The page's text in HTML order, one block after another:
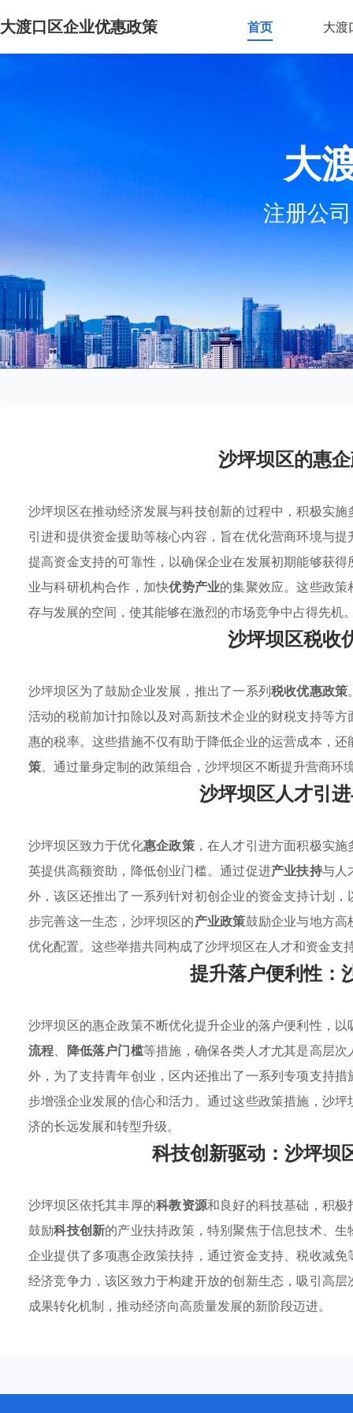
大渡口区企业优惠政策 首页 大渡
大
注册公
沙坪坝区的惠
沙坪坝区在推动经济发展与科技创新的过程中，积极实施
引进和提供资金援助等核心内容，旨在优化营商环境与
提高资金支持的可靠性，以确保企业在发展初期能够获
业与科研机构合作，加快优势产业的集聚效应。这些政
存与发展的空间，使其能够在激烈的市场竞争中占得先机
沙坪坝区税收
沙坪坝区为了鼓励企业发展，推出了一系列税收优惠政策
活动的税前加计扣除以及对高新技术企业的财税支持等方
惠的税率。这些措施不仅有助于降低企业的运营成本，
策。通过量身定制的政策组合，沙坪坝区不断提升营商环
沙坪坝区人才引
沙坪坝区致力于优化惠企政策，在人才引进方面积极实
英提供高额资助，降低创业门槛。通过促进产业扶持与人
外，该区还推出了一系列针对初创企业的资金支持计划
步完善这一生态，沙坪坝区的产业政策鼓励企业与地方
优化配置。这些举措共同构成了沙坪坝区在人才和资金
提升落户便利性：
沙坪坝区的惠企政策不断优化提升企业的落户便利性，
流程、 降低落户门槛等措施，确保各类人才尤其是高层
外，为了支持青年创业，区内还推出了一系列专项支持措
步增强企业发展的信心和活力。通过这些政策措施，沙
济的长远发展和转型升级。
科技创新驱动：沙坪坝
沙坪坝区依托其丰厚的科教资源和良好的科技基础，积
鼓励科技创新的产业扶持政策，特别聚焦于信息技术、
企业提供了多项惠企政策扶持，通过资金支持、税收减
经济竞争力，该区致力于构建开放的创新生态，吸引高
成果转化机制，推动经济向高质量发展的新阶段迈进。